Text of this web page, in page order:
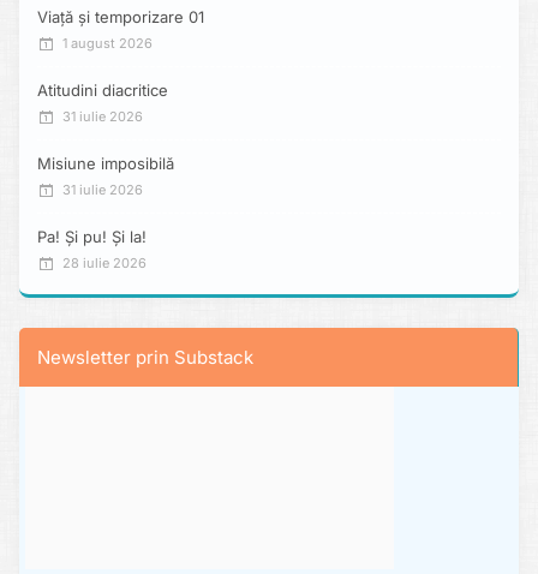
Viață și temporizare 01
1 august 2026
Atitudini diacritice
31 iulie 2026
Misiune imposibilă
31 iulie 2026
Pa! Și pu! Și la!
28 iulie 2026
Newsletter prin Substack